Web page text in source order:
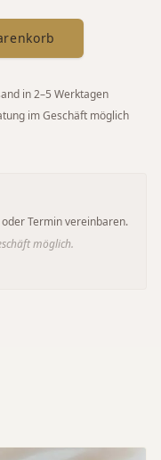
in 2–5 Werktagen
im Geschäft möglich
Termin vereinbaren.
möglich.